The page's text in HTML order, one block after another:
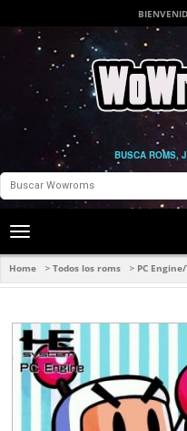
BUSCA ROMS,
Toggle
navigation
Home > Todos los roms > PC